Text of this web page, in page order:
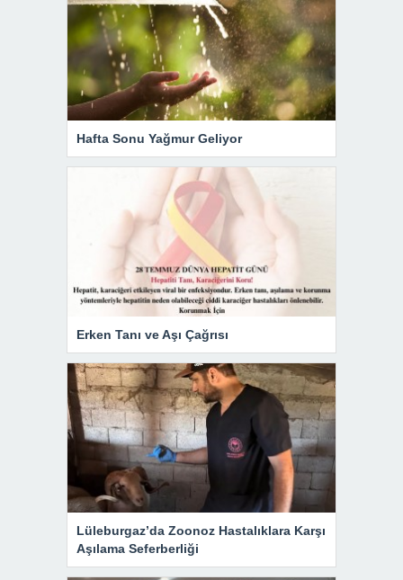
Hafta Sonu Yağmur Geliyor
Erken Tanı ve Aşı Çağrısı
Lüleburgaz’da Zoonoz Hastalıklara Karşı
Aşılama Seferberliği